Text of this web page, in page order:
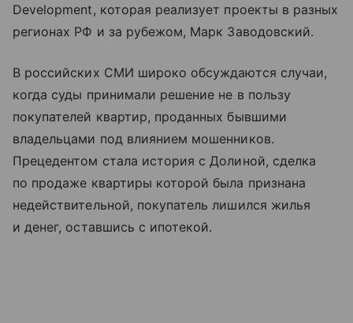
Development, которая реализует проекты в разных
регионах РФ и за рубежом, Марк Заводовский.
В российских СМИ широко обсуждаются случаи,
когда суды принимали решение не в пользу
покупателей квартир, проданных бывшими
владельцами под влиянием мошенников.
Прецедентом стала история с Долиной, сделка
по продаже квартиры которой была признана
недействительной, покупатель лишился жилья
и денег, оставшись с ипотекой.